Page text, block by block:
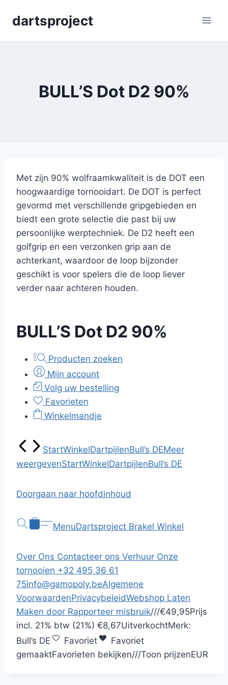
dartsproject
BULL’S Dot D2 90%
Met zijn 90% wolfraamkwaliteit is de DOT een
hoogwaardige tornooidart. De DOT is perfect
gevormd met verschillende gripgebieden en
biedt een grote selectie die past bij uw
persoonlijke werptechniek. De D2 heeft een
golfgrip en een verzonken grip aan de
achterkant, waardoor de loop bijzonder
geschikt is voor spelers die de loop liever
verder naar achteren houden.
BULL’S Dot D2 90%
Producten zoeken
Mijn account
Volg uw bestelling
Favorieten
Winkelmandje
StartWinkelDartpijlenBull’s DEMeer
weergevenStartWinkelDartpijlenBull’s DE
Doorgaan naar hoofdinhoud
MenuDartsproject Brakel Winkel
Over Ons Contacteer ons Verhuur Onze
tornooien +32 495 36 61
75info@gamopoly.beAlgemene
VoorwaardenPrivacybeleidWebshop Laten
Maken door Rapporteer misbruik///€49,95Prijs
incl. 21% btw (21%) €8,67UitverkochtMerk:
Bull’s DE
Favoriet
Favoriet
gemaaktFavorieten bekijken///Toon prijzenEUR